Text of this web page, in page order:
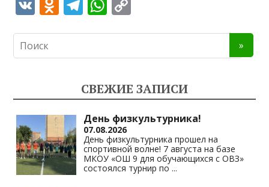
V O
o
as
s
ni
ki
T
gr
a
m
W
s
A
p
p
y
Li
n
k
СВЕЖИЕ ЗАПИСИ
День физкультурника!
07.08.2026
День физкультурника прошел на
спортивной волне! 7 августа на базе
МКОУ «ОШ 9 для обучающихся с ОВЗ»
состоялся турнир по ...